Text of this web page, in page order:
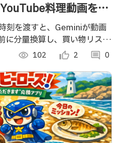
料理動画を今
刻を渡すと、Geminiが動画
に分量換算し、買い物リス
スタート時刻まで自動生成す
visibility 102 thumb_up_alt 2 comment 0